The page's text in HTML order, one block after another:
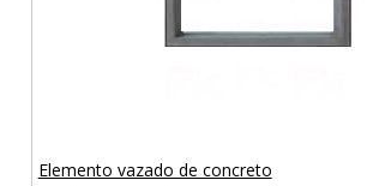
Elemento vazado de concreto